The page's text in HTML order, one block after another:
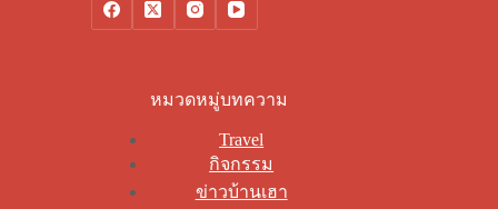
หมวดหมู่บทความ
Travel
กิจกรรม
ข่าวบ้านเฮา